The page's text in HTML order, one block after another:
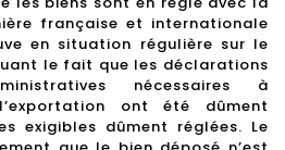
française et internationale
en situation régulière sur le
le fait que les déclarations
nécessaires à
ont été dûment
exigibles dûment réglées. Le